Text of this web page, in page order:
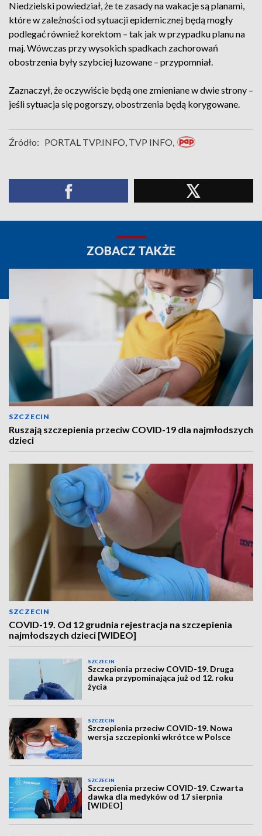
Niedzielski powiedział, że te zasady na wakacje są planami,
które w zależności od sytuacji epidemicznej będą mogły
podlegać również korektom – tak jak w przypadku planu na
maj. Wówczas przy wysokich spadkach zachorowań
obostrzenia były szybciej luzowane – przypomniał.
Zaznaczył, że oczywiście będą one zmieniane w dwie strony –
jeśli sytuacja się pogorszy, obostrzenia będą korygowane.
Źródło: PORTAL TVP.INFO, TVP INFO,
ZOBACZ TAKŻE
SZCZECIN
Ruszają szczepienia przeciw COVID-19 dla najmłodszych
dzieci
SZCZECIN
COVID-19. Od 12 grudnia rejestracja na szczepienia
najmłodszych dzieci [WIDEO]
SZCZECIN
Szczepienia przeciw COVID-19. Druga
dawka przypominająca już od 12. roku
życia
SZCZECIN
Szczepienia przeciw COVID-19. Nowa
wersja szczepionki wkrótce w Polsce
SZCZECIN
Szczepienia przeciw COVID-19. Czwarta
dawka dla medyków od 17 sierpnia
[WIDEO]